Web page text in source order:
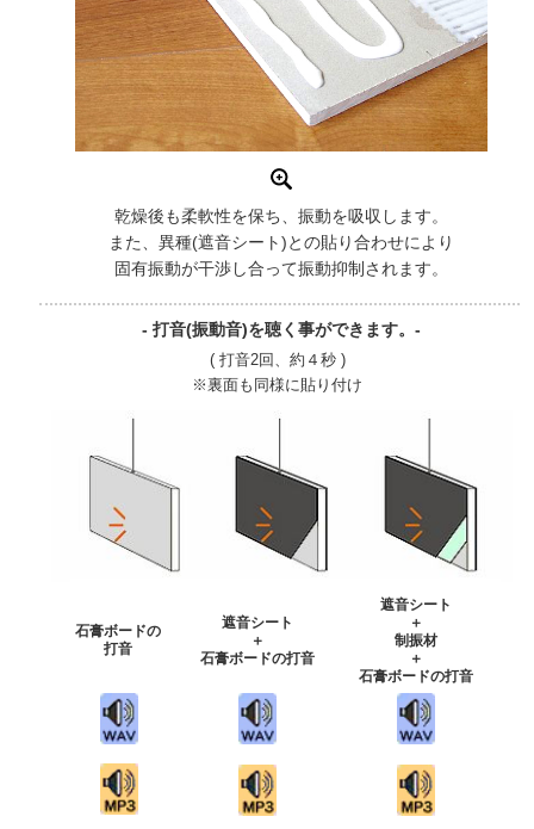
乾燥後も柔軟性を保ち、振動を吸収します。
また、異種(遮音シート)との貼り合わせにより
固有振動が干渉し合って振動抑制されます。
- 打音(振動音)を聴く事ができます。-
( 打音2回、約４秒 )
※裏面も同様に貼り付け
石膏ボードの
打音
遮音シート
＋
石膏ボードの打音
遮音シート
＋
制振材
＋
石膏ボードの打音